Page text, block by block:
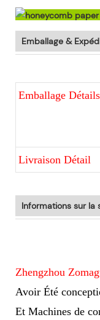
Emballage &
Emballage Détails
Livraison Détail
Informations sur la
Zhengzhou
Avoir Été
Et Machines de